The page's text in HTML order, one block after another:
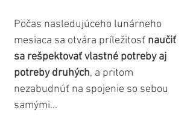
Počas nasledujúceho lunárneho
mesiaca sa otvára príležitosť naučiť
sa rešpektovať vlastné potreby aj
potreby druhých, a pritom
nezabudnúť na spojenie so sebou
samými...